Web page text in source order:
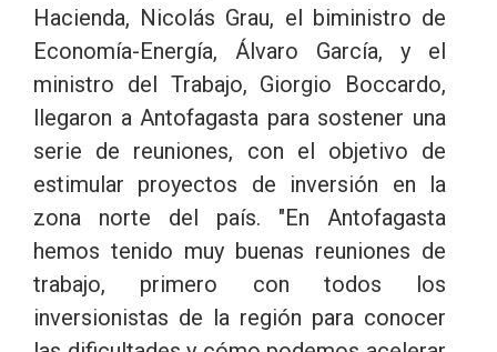
Hacienda, Nicolás Grau, el biministro de
Economía-Energía, Álvaro García, y el
ministro del Trabajo, Giorgio Boccardo,
llegaron a Antofagasta para sostener una
serie de reuniones, con el objetivo de
estimular proyectos de inversión en la
zona norte del país. "En Antofagasta
hemos tenido muy buenas reuniones de
trabajo, primero con todos los
inversionistas de la región para conocer